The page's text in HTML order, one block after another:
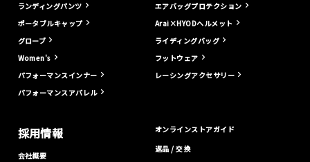
ランディングパンツ
ポータブルキャップ
グローブ
Women's
パフォーマンスインナー
パフォーマンスアパレル
エアバッグプロテクション
Arai×HYODヘルメット
ライディングバッグ
フットウェア
レーシングアクセサリー
採用情報
会社概要
オンラインストアガイド
返品 / 交換